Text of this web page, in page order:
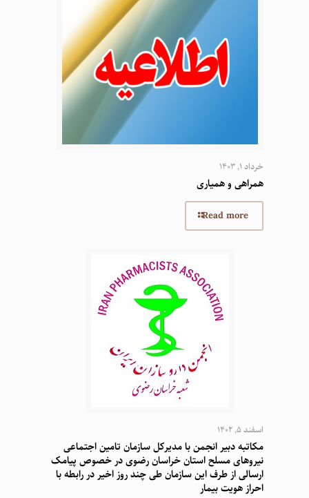
خرداد 1, 1403
همراهی و همیاری
Read more
اسفند 5, 1402
مکاتبه دبیر انجمن با مدیرکل سازمان تامین اجتماعی
نیروهای مسلح استان خراسان رضوی در خصوص پیامک
ارسالی از طرف این سازمان طی چند روز اخیر در رابطه با
احراز هویت بیمار